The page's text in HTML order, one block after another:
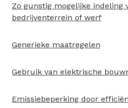
Zo gunstig mogelijke indeling
bedrijventerrein of werf
Generieke maatregelen
Gebruik van elektrische
Emissiebeperking door